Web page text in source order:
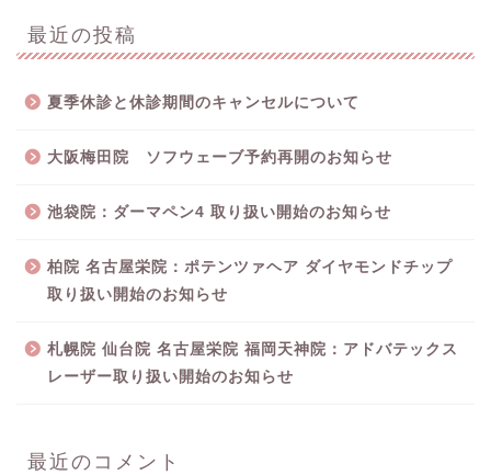
最近の投稿
夏季休診と休診期間のキャンセルについて
大阪梅田院 ソフウェーブ予約再開のお知らせ
池袋院：ダーマペン4 取り扱い開始のお知らせ
柏院 名古屋栄院：ポテンツァヘア ダイヤモンドチップ
取り扱い開始のお知らせ
札幌院 仙台院 名古屋栄院 福岡天神院：アドバテックス
レーザー取り扱い開始のお知らせ
最近のコメント